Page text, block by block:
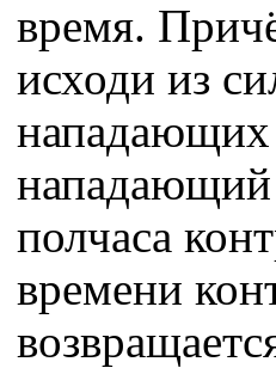
время.
исходи из
нападающих
нападающий
полчаса
времени